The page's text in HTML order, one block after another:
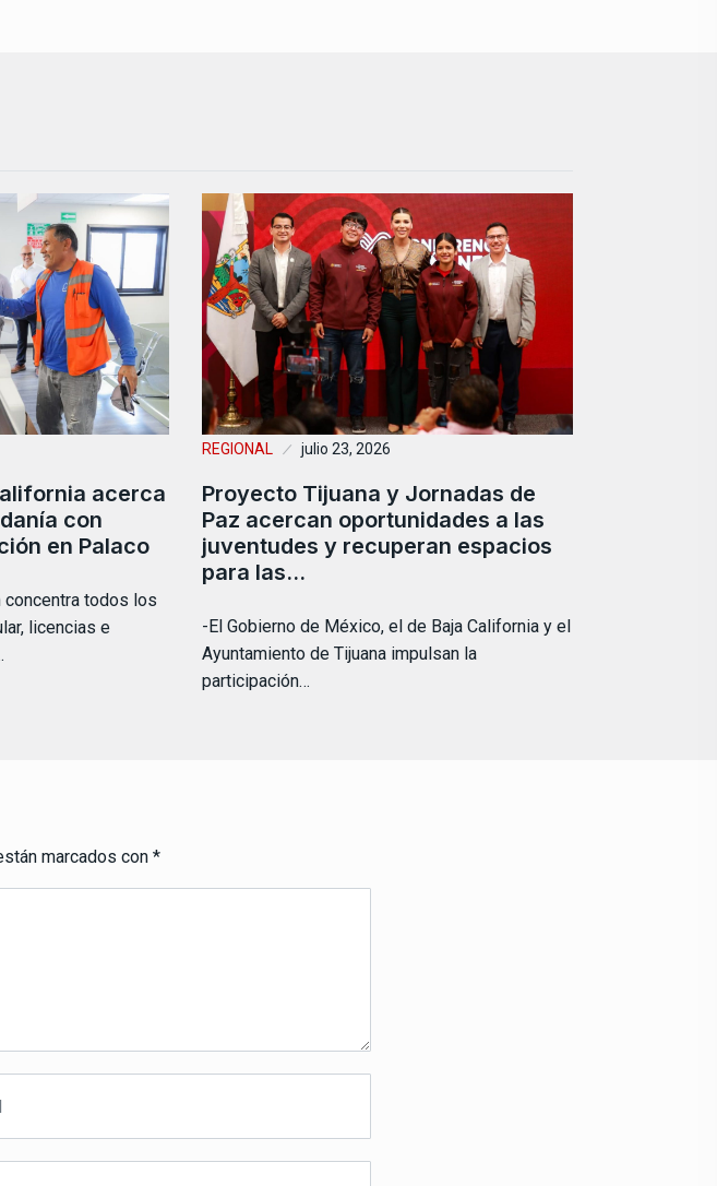
acerca
con
en Palaco
concentra todos los
licencias e
REGIONAL julio 23, 2026
Proyecto Tijuana y Jornadas de
Paz acercan oportunidades a las
juventudes y recuperan espacios
para las…
-El Gobierno de México, el de Baja California y el
Ayuntamiento de Tijuana impulsan la
participación…
marcados con *